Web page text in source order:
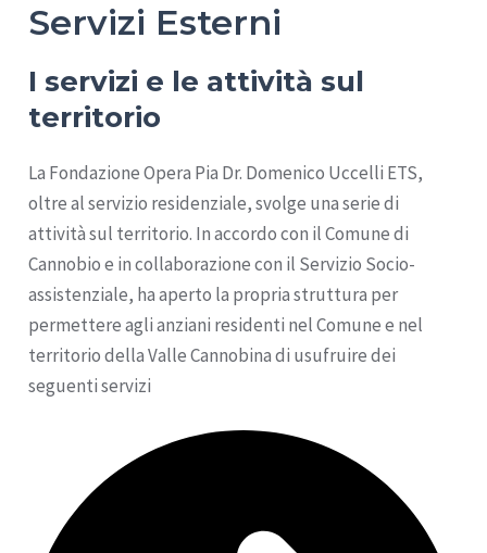
Servizi Esterni
I servizi e le attività sul
territorio
La Fondazione Opera Pia Dr. Domenico Uccelli ETS,
oltre al servizio residenziale, svolge una serie di
attività sul territorio. In accordo con il Comune di
Cannobio e in collaborazione con il Servizio Socio-
assistenziale, ha aperto la propria struttura per
permettere agli anziani residenti nel Comune e nel
territorio della Valle Cannobina di usufruire dei
seguenti servizi